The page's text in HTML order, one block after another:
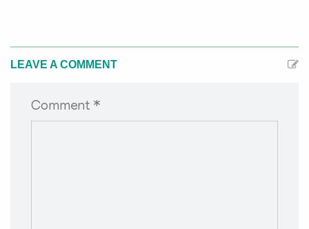
LEAVE A COMMENT
Comment *